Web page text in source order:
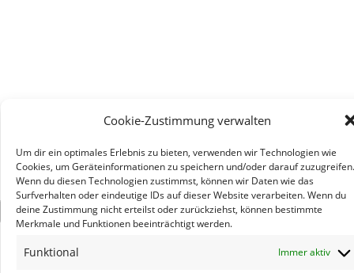
Cookie-Zustimmung verwalten
Um dir ein optimales Erlebnis zu bieten, verwenden wir Technologien wie
Cookies, um Geräteinformationen zu speichern und/oder darauf zuzugreifen.
Wenn du diesen Technologien zustimmst, können wir Daten wie das
Surfverhalten oder eindeutige IDs auf dieser Website verarbeiten. Wenn du
deine Zustimmung nicht erteilst oder zurückziehst, können bestimmte
Merkmale und Funktionen beeinträchtigt werden.
Funktional Immer aktiv